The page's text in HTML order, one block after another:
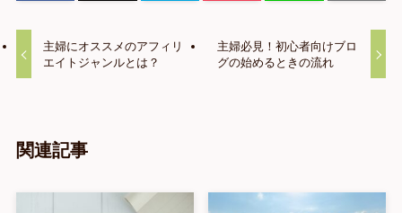
主婦にオススメのアフィリ
エイトジャンルとは？
主婦必見！初心者向けブロ
グの始めるときの流れ
関連記事